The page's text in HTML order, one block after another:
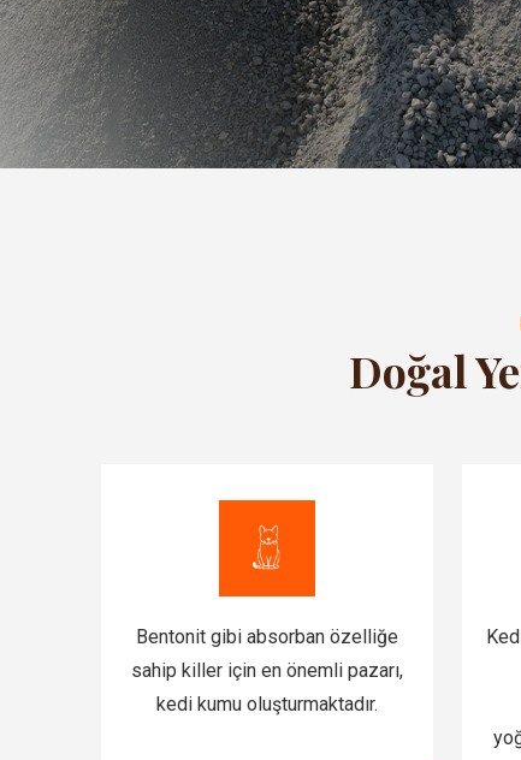
Doğal
Bentonit gibi absorban özelliğe
sahip killer için en önemli pazarı,
kedi kumu oluşturmaktadır.